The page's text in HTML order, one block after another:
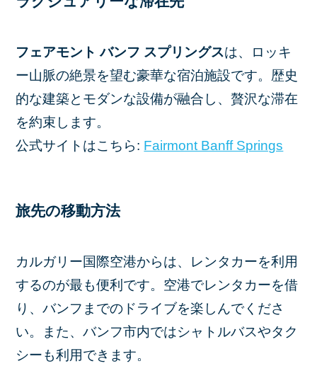
フェアモント バンフ スプリングスは、ロッキ
ー山脈の絶景を望む豪華な宿泊施設です。歴史
的な建築とモダンな設備が融合し、贅沢な滞在
を約束します。
公式サイトはこちら: Fairmont Banff Springs
旅先の移動方法
カルガリー国際空港からは、レンタカーを利用
するのが最も便利です。空港でレンタカーを借
り、バンフまでのドライブを楽しんでくださ
い。また、バンフ市内ではシャトルバスやタク
シーも利用できます。